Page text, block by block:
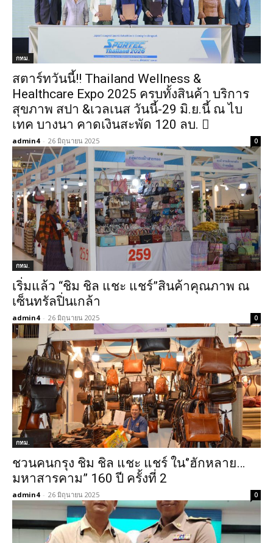
กทม.
สตาร์ทวันนี้!! Thailand Wellness &
Healthcare Expo 2025 ครบทั้งสินค้า บริการ
สุขภาพ สปา &เวลเนส วันนี้-29 มิ.ย.นี้ ณ ไบ
เทค บางนา คาดเงินสะพัด 120 ลบ. 
admin4 - 26 มิถุนายน 2025 0
กทม.
เริ่มแล้ว “ชิม ชิล แชะ แชร์”สินค้าคุณภาพ ณ
เซ็นทรัลปิ่นเกล้า
admin4 - 26 มิถุนายน 2025 0
กทม.
ชวนคนกรุง ชิม ชิล แชะ แชร์ ใน‘’ฮักหลาย…
มหาสารคาม” 160 ปี ครั้งที่ 2
admin4 - 26 มิถุนายน 2025 0